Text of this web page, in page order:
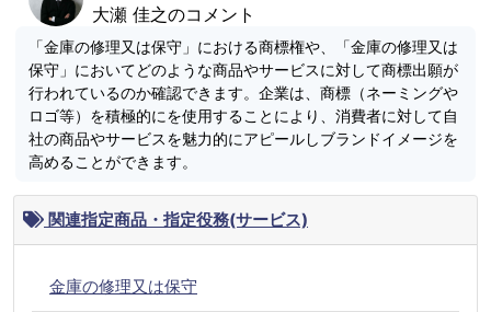
大瀬 佳之のコメント
「金庫の修理又は保守」における商標権や、「金庫の修理又は
保守」においてどのような商品やサービスに対して商標出願が
行われているのか確認できます。企業は、商標（ネーミングや
ロゴ等）を積極的にを使用することにより、消費者に対して自
社の商品やサービスを魅力的にアピールしブランドイメージを
高めることができます。
関連指定商品・指定役務(サービス)
金庫の修理又は保守